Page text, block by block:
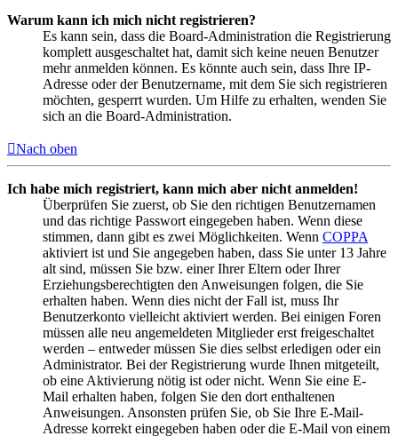
Warum kann ich mich nicht registrieren?
Es kann sein, dass die Board-Administration die Registrierung
komplett ausgeschaltet hat, damit sich keine neuen Benutzer
mehr anmelden können. Es könnte auch sein, dass Ihre IP-
Adresse oder der Benutzername, mit dem Sie sich registrieren
möchten, gesperrt wurden. Um Hilfe zu erhalten, wenden Sie
sich an die Board-Administration.
Nach oben
Ich habe mich registriert, kann mich aber nicht anmelden!
Überprüfen Sie zuerst, ob Sie den richtigen Benutzernamen
und das richtige Passwort eingegeben haben. Wenn diese
stimmen, dann gibt es zwei Möglichkeiten. Wenn COPPA
aktiviert ist und Sie angegeben haben, dass Sie unter 13 Jahre
alt sind, müssen Sie bzw. einer Ihrer Eltern oder Ihrer
Erziehungsberechtigten den Anweisungen folgen, die Sie
erhalten haben. Wenn dies nicht der Fall ist, muss Ihr
Benutzerkonto vielleicht aktiviert werden. Bei einigen Foren
müssen alle neu angemeldeten Mitglieder erst freigeschaltet
werden – entweder müssen Sie dies selbst erledigen oder ein
Administrator. Bei der Registrierung wurde Ihnen mitgeteilt,
ob eine Aktivierung nötig ist oder nicht. Wenn Sie eine E-
Mail erhalten haben, folgen Sie den dort enthaltenen
Anweisungen. Ansonsten prüfen Sie, ob Sie Ihre E-Mail-
Adresse korrekt eingegeben haben oder die E-Mail von einem